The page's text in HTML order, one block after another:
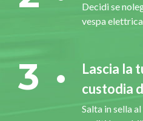
Decidi se
vespa
3
Lascia la
custodia
Salta in sella